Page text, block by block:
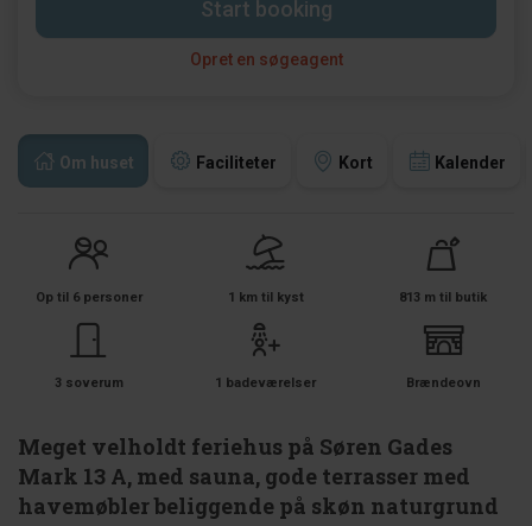
Om huset Faciliteter Kort Kalender
Op til 6 personer 1 km til kyst 813 m til butik
3 soverum 1 badeværelser Brændeovn
Meget velholdt feriehus på Søren Gades
Mark 13 A, med sauna, gode terrasser med
havemøbler beliggende på skøn naturgrund
Start booking
Opret en søgeagent